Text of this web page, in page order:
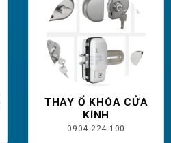
THAY Ổ KHÓA CỬA
KÍNH
0904.224.100